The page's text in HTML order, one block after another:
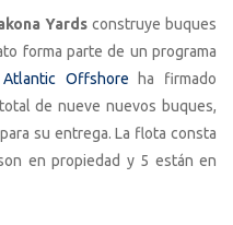
Yards construye buques
forma parte de un programa
Atlantic Offshore ha firmado
de nueve nuevos buques,
su entrega. La flota consta
en propiedad y 5 están en